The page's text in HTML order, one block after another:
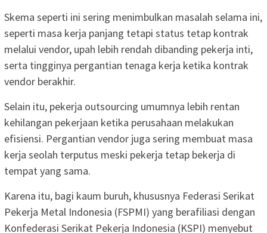
Skema seperti ini sering menimbulkan masalah selama ini,
seperti masa kerja panjang tetapi status tetap kontrak
melalui vendor, upah lebih rendah dibanding pekerja inti,
serta tingginya pergantian tenaga kerja ketika kontrak
vendor berakhir.
Selain itu, pekerja outsourcing umumnya lebih rentan
kehilangan pekerjaan ketika perusahaan melakukan
efisiensi. Pergantian vendor juga sering membuat masa
kerja seolah terputus meski pekerja tetap bekerja di
tempat yang sama.
Karena itu, bagi kaum buruh, khususnya Federasi Serikat
Pekerja Metal Indonesia (FSPMI) yang berafiliasi dengan
Konfederasi Serikat Pekerja Indonesia (KSPI) menyebut